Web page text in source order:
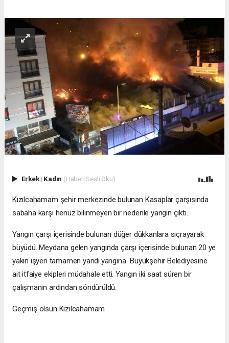
Erkek| Kadın (Haberi Sesli Oku)
Kızılcahamam şehir merkezinde bulunan Kasaplar çarşısında
sabaha karşı henüz bilinmeyen bir nedenle yangın çıktı.
Yangın çarşı içerisinde bulunan düğer dükkanlara sıçrayarak
büyüdü. Meydana gelen yangında çarşı içerisinde bulunan 20 ye
yakın işyeri tamamen yandı.yangına Büyükşehir Belediyesine
ait itfaiye ekipleri müdahale etti. Yangın iki saat süren bir
çalışmanın ardından söndürüldü.
Geçmiş olsun Kızılcahamam